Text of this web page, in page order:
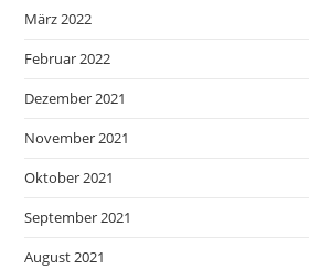
März 2022
Februar 2022
Dezember 2021
November 2021
Oktober 2021
September 2021
August 2021